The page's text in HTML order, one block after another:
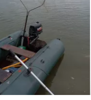
100м. И в отвес
толи зацеп,
махина, но я думаю
и я ее в
Как так получилось
Ну и как всегда